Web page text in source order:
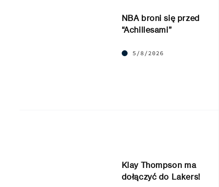
NBA broni się przed
“Achillesami”
5/8/2026
Klay Thompson ma
dołączyć do Lakers!